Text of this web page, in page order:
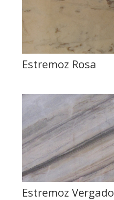
Estremoz Rosa
Estremoz Vergado